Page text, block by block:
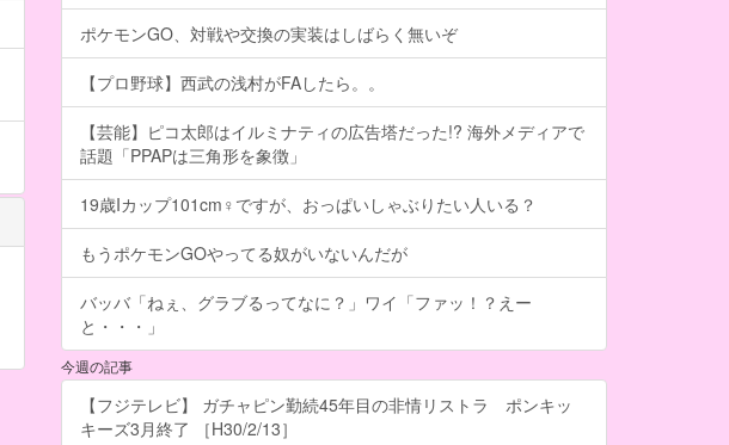
ポケモンGO、対戦や交換の実装はしばらく無いぞ
【プロ野球】西武の浅村がFAしたら。。
【芸能】ピコ太郎はイルミナティの広告塔だった!? 海外メディアで
話題「PPAPは三角形を象徴」
19歳Iカップ101cm♀ですが、おっぱいしゃぶりたい人いる？
もうポケモンGOやってる奴がいないんだが
バッバ「ねぇ、グラブるってなに？」ワイ「ファッ！？えー
と・・・」
今週の記事
【フジテレビ】 ガチャピン勤続45年目の非情リストラ ポンキッ
キーズ3月終了 ［H30/2/13］